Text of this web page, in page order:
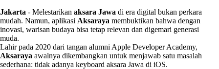
Jakarta - Melestarikan aksara Jawa di era digital bukan perkara
mudah. Namun, aplikasi Aksaraya membuktikan bahwa dengan
inovasi, warisan budaya bisa tetap relevan dan digemari generasi
muda.
Lahir pada 2020 dari tangan alumni Apple Developer Academy,
Aksaraya awalnya dikembangkan untuk menjawab satu masalah
sederhana: tidak adanya keyboard aksara Jawa di iOS.